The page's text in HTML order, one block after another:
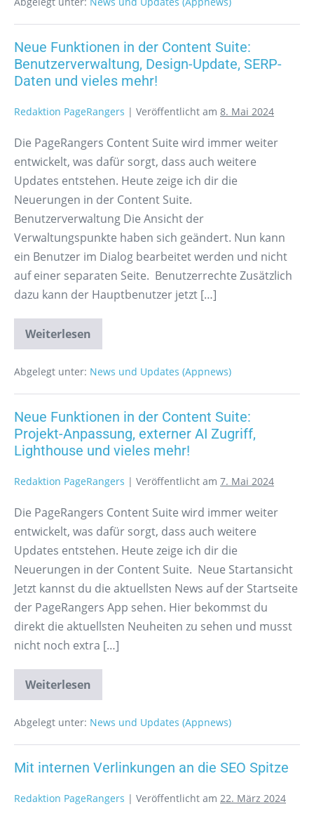
Neue Funktionen in der Content Suite:
Benutzerverwaltung, Design-Update, SERP-
Daten und vieles mehr!
Redaktion PageRangers | Veröffentlicht am 8. Mai 2024
Die PageRangers Content Suite wird immer weiter
entwickelt, was dafür sorgt, dass auch weitere
Updates entstehen. Heute zeige ich dir die
Neuerungen in der Content Suite.
Benutzerverwaltung Die Ansicht der
Verwaltungspunkte haben sich geändert. Nun kann
ein Benutzer im Dialog bearbeitet werden und nicht
auf einer separaten Seite. Benutzerrechte Zusätzlich
dazu kann der Hauptbenutzer jetzt […]
Weiterlesen
Abgelegt unter: News und Updates (Appnews)
Neue Funktionen in der Content Suite:
Projekt-Anpassung, externer AI Zugriff,
Lighthouse und vieles mehr!
Redaktion PageRangers | Veröffentlicht am 7. Mai 2024
Die PageRangers Content Suite wird immer weiter
entwickelt, was dafür sorgt, dass auch weitere
Updates entstehen. Heute zeige ich dir die
Neuerungen in der Content Suite. Neue Startansicht
Jetzt kannst du die aktuellsten News auf der Startseite
der PageRangers App sehen. Hier bekommst du
direkt die aktuellsten Neuheiten zu sehen und musst
nicht noch extra […]
Weiterlesen
Abgelegt unter: News und Updates (Appnews)
Mit internen Verlinkungen an die SEO Spitze
Redaktion PageRangers | Veröffentlicht am 22. März 2024